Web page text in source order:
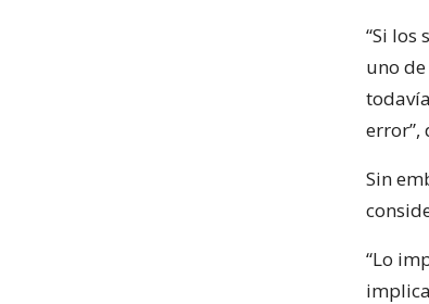
“Si los
uno
error”,
Sin
“Lo